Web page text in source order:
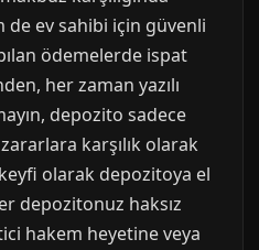
de ev sahibi için güvenli
ödemelerde ispat
her zaman yazılı
depozito sadece
karşılık olarak
olarak depozitoya el
depozitonuz haksız
hakem heyetine veya